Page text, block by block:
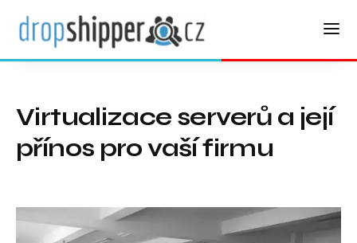
Virtualizace serverů a její
přínos pro vaší firmu